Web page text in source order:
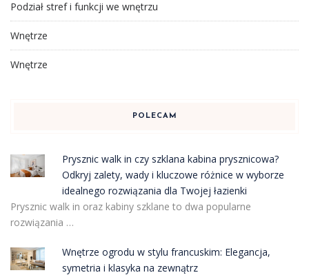
Podział stref i funkcji we wnętrzu
Wnętrze
Wnętrze
POLECAM
Prysznic walk in czy szklana kabina prysznicowa?
Odkryj zalety, wady i kluczowe różnice w wyborze
idealnego rozwiązania dla Twojej łazienki
Prysznic walk in oraz kabiny szklane to dwa popularne
rozwiązania …
Wnętrze ogrodu w stylu francuskim: Elegancja,
symetria i klasyka na zewnątrz